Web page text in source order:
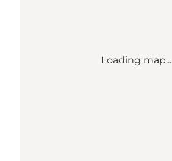
Loading map...